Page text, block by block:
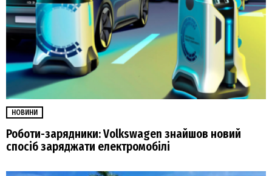
НОВИНИ
Роботи-зарядники: Volkswagen знайшов новий
спосіб заряджати електромобілі